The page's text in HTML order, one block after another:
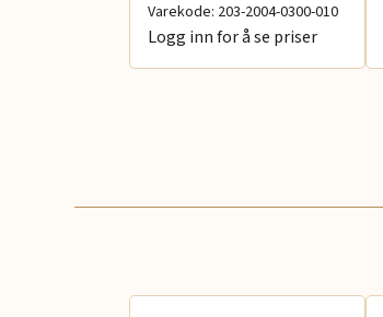
Varekode: 203-2004-0300-010
Logg inn for å se priser